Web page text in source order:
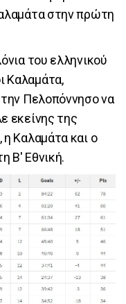
στην πρώτη
του ελληνικού
Καλαμάτα,
Πελοπόννησο να
εκείνης της
Καλαμάτα και ο
Β' Εθνική.